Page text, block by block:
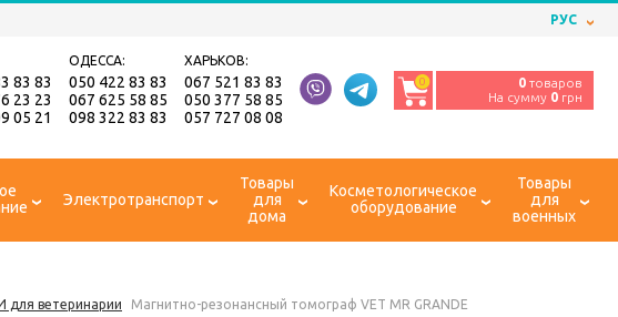
РУС
83 83
23 23
05 21
ОДЕССА:
050 422 83 83
067 625 58 85
098 322 83 83
ХАРЬКОВ:
067 521 83 83
050 377 58 85
057 727 08 08
0 0 товаров
На сумму 0 грн
Электротранспорт
Товары
для
дома
Косметологическое
оборудование
Товары
для
военных
для ветеринарии Магнитно-резонансный томограф VET MR GRANDE